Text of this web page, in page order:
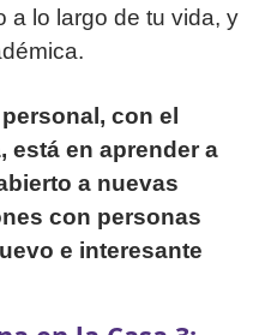
a lo largo de tu vida, y
con el
está en aprender a
a nuevas
con personas
e interesante